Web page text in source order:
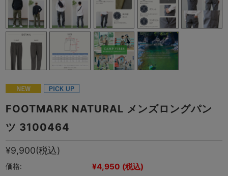
FOOTMARK NATURAL メンズロングパン
ツ 3100464
¥9,900(税込)
価格: ¥4,950 (税込)